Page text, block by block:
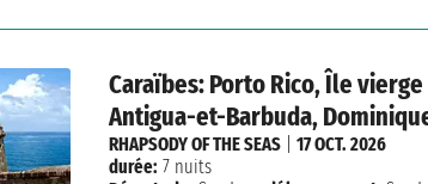
Caraïbes: Porto Rico, Île
Antigua-et-Barbuda,
RHAPSODY OF THE SEAS |17 OCT. 2026
durée: 7 nuits